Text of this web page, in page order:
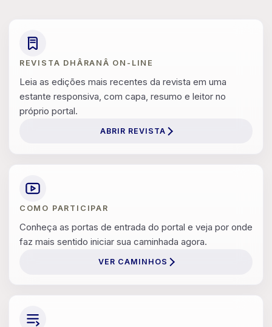
REVISTA DHÂRANÂ ON-LINE
Leia as edições mais recentes da revista em uma
estante responsiva, com capa, resumo e leitor no
próprio portal.
ABRIR REVISTA
COMO PARTICIPAR
Conheça as portas de entrada do portal e veja por onde
faz mais sentido iniciar sua caminhada agora.
VER CAMINHOS